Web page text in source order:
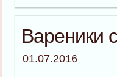
Вареники
01.07.2016